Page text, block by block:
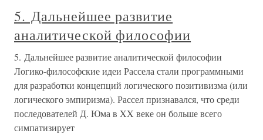
5. Дальнейшее развитие
аналитической философии
5. Дальнейшее развитие аналитической философии
Логико-философские идеи Рассела стали программными
для разработки концепций логического позитивизма (или
логического эмпиризма). Рассел признавался, что среди
последователей Д. Юма в XX веке он больше всего
симпатизирует